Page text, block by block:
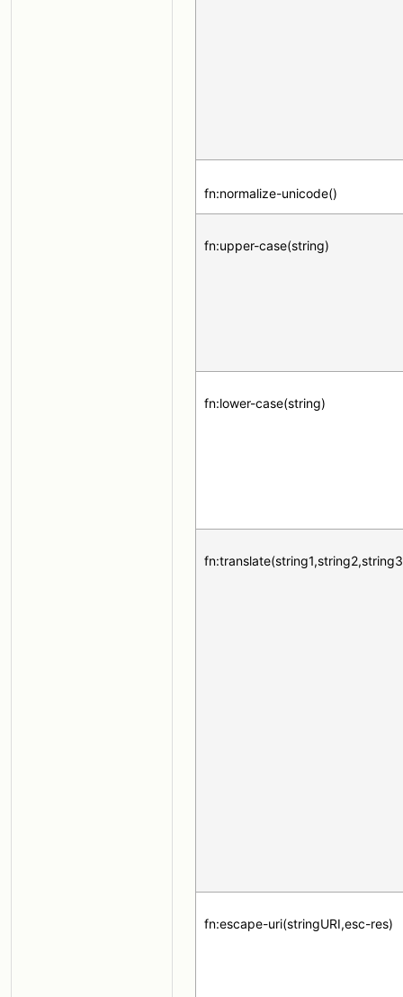
fn:normalize-unicode()
fn:upper-case(string)
fn:lower-case(string)
fn:escape-uri(stringURI,esc-res)